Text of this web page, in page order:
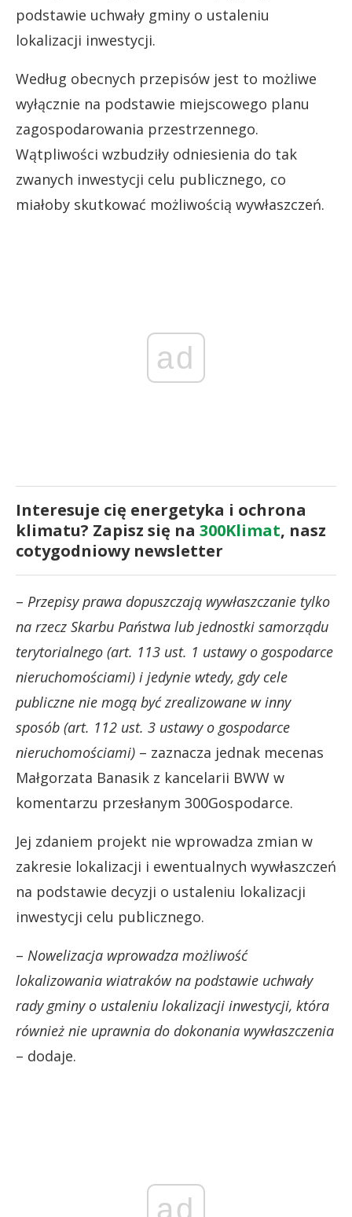
podstawie uchwały gminy o ustaleniu
lokalizacji inwestycji.
Według obecnych przepisów jest to możliwe
wyłącznie na podstawie miejscowego planu
zagospodarowania przestrzennego.
Wątpliwości wzbudziły odniesienia do tak
zwanych inwestycji celu publicznego, co
miałoby skutkować możliwością wywłaszczeń.
ad
Interesuje cię energetyka i ochrona
klimatu? Zapisz się na 300Klimat, nasz
cotygodniowy newsletter
– Przepisy prawa dopuszczają wywłaszczanie tylko
na rzecz Skarbu Państwa lub jednostki samorządu
terytorialnego (art. 113 ust. 1 ustawy o gospodarce
nieruchomościami) i jedynie wtedy, gdy cele
publiczne nie mogą być zrealizowane w inny
sposób (art. 112 ust. 3 ustawy o gospodarce
nieruchomościami) – zaznacza jednak mecenas
Małgorzata Banasik z kancelarii BWW w
komentarzu przesłanym 300Gospodarce.
Jej zdaniem projekt nie wprowadza zmian w
zakresie lokalizacji i ewentualnych wywłaszczeń
na podstawie decyzji o ustaleniu lokalizacji
inwestycji celu publicznego.
– Nowelizacja wprowadza możliwość
lokalizowania wiatraków na podstawie uchwały
rady gminy o ustaleniu lokalizacji inwestycji, która
również nie uprawnia do dokonania wywłaszczenia
– dodaje.
ad